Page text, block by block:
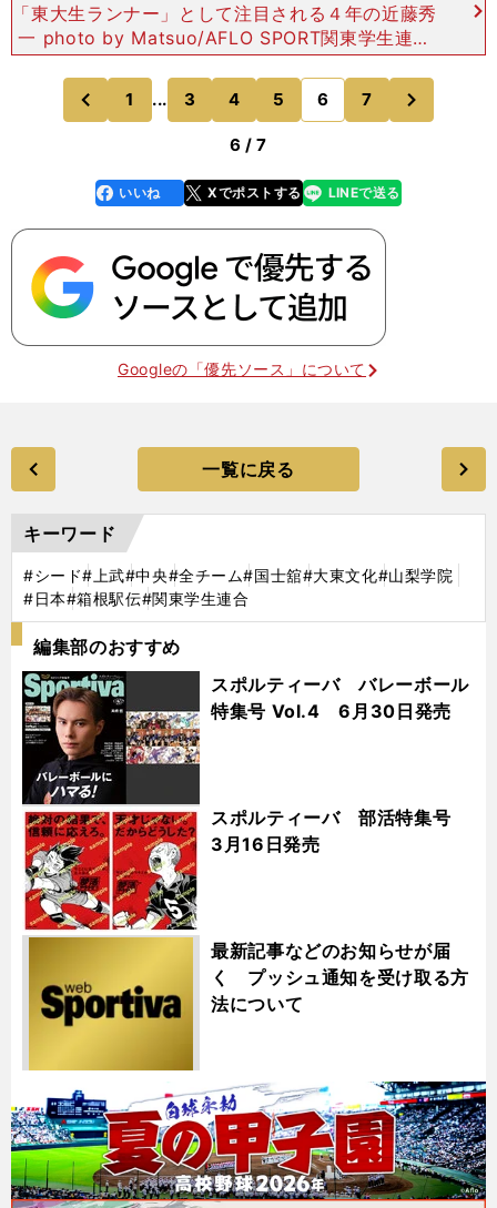
「東大生ランナー」として注目される４年の近藤秀
一 photo by Matsuo/AFLO SPORT関東学生連合
チーム１区を希望する"東大生ランナー"に注目 予
選会上位10人の合計タイムは４位通過
前
1 ... 3 4 5 6 7
のページへ
6 / 7
faceboo
k
いいね Xでポストする
line LINEで送る
Googleの「優先ソース」について
一覧に戻る
キーワード
#シード#上武#中央#全チーム#国士舘#大東文化#山梨学院
#日本#箱根駅伝#関東学生連合
編集部のおすすめ
スポルティーバ バレーボール
特集号 Vol.4 6月30日発売
スポルティーバ 部活特集号
3月16日発売
最新記事などのお知らせが届
く プッシュ通知を受け取る方
法について